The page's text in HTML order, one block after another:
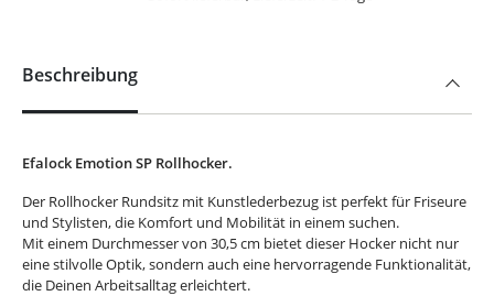
Beschreibung
Efalock Emotion SP Rollhocker.
Der Rollhocker Rundsitz mit Kunstlederbezug ist perfekt für Friseure
und Stylisten, die Komfort und Mobilität in einem suchen.
Mit einem Durchmesser von 30,5 cm bietet dieser Hocker nicht nur
eine stilvolle Optik, sondern auch eine hervorragende Funktionalität,
die Deinen Arbeitsalltag erleichtert.